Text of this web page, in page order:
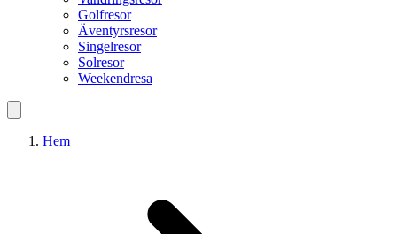
Golfresor
Äventyrsresor
Singelresor
Solresor
Weekendresa
Hem